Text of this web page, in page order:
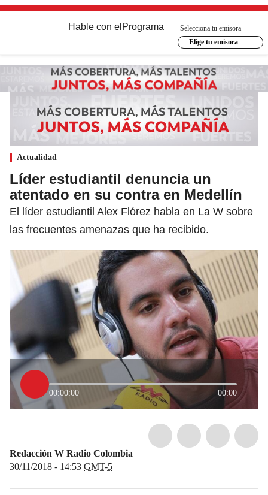
Hable con el Programa
Selecciona tu emisora
Elige tu emisora
Actualidad
Líder estudiantil denuncia un
atentado en su contra en Medellín
El líder estudiantil Alex Flórez habla en La W sobre
las frecuentes amenazas que ha recibido.
00:00:00 00:00
Redacción W Radio Colombia
30/11/2018 - 14:53 GMT-5